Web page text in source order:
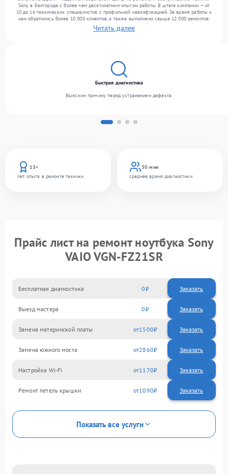
Sony в Белгороде с более чем десятилетним опытом работы. В штате компании — от
10 до 16 технических специалистов с профильной квалификацией. За время работы к
нам обратились более 10 000 клиентов, а также выполнено свыше 12 000 ремонтов.
Ежемесячно в сервисный центр поступает от 300 устройств, включая , , оргтехнику.
Мы беремся за задачи любой сложности и обеспечиваем надежный результат
Читать далее
13+
лет опыта в ремонте техники
30 мин
среднее время диагностики
Быстрая диагностика
Выясним причину перед устранением дефекта.
Прайс лист на ремонт ноутбука Sony
VAIO VGN-FZ21SR
Бесплатная диагностика 0 Заказать
Выезд мастера 0 Заказать
Замена материнской платы 1500
Замена южного моста 2860
Настройка Wi-Fi 1170
Ремонт петель крышки 1090
Показать все услуги